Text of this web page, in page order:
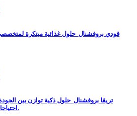
قودي بروفشنال حلول غذائية مبتكرة
تريڨا بروفشنال حلول ذكية توازن بين الجودة
احتياجات المتخصصين.